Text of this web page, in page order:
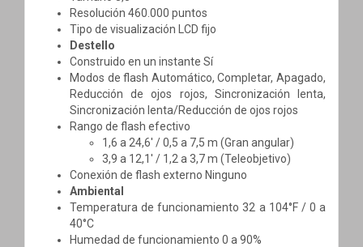
Resolución 460.000 puntos
Tipo de visualización LCD fijo
Destello
Construido en un instante Sí
Modos de flash Automático, Completar, Apagado,
Reducción de ojos rojos, Sincronización lenta,
Sincronización lenta/Reducción de ojos rojos
Rango de flash efectivo
1,6 a 24,6' / 0,5 a 7,5 m (Gran angular)
3,9 a 12,1' / 1,2 a 3,7 m (Teleobjetivo)
Conexión de flash externo Ninguno
Ambiental
Temperatura de funcionamiento 32 a 104°F / 0 a
40°C
Humedad de funcionamiento 0 a 90%